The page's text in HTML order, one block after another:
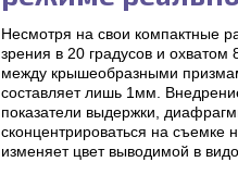
Несмотря на свои компактные
зрения в 20 градусов и
между крышеобразными
составляет лишь 1мм.
показатели выдержки,
сконцентрироваться на съемке
изменяет цвет выводимой в